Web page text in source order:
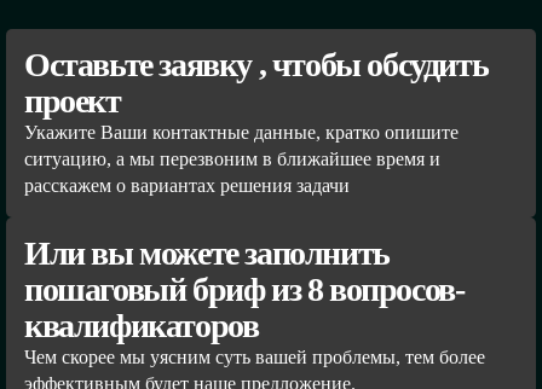
Оставьте заявку , чтобы обсудить
проект
Укажите Ваши контактные данные, кратко опишите
ситуацию, а мы перезвоним в ближайшее время и
расскажем о вариантах решения задачи
Или вы можете заполнить
пошаговый бриф из 8 вопросов-
квалификаторов
Чем скорее мы уясним суть вашей проблемы, тем более
эффективным будет наше предложение.